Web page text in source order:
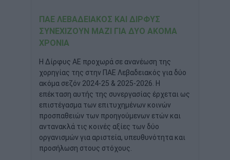
ΠΑΕ ΛΕΒΑΔΕΙΑΚΌΣ ΚΑΙ ΔΊΡΦΥΣ
ΣΥΝΕΧΊΖΟΥΝ ΜΑΖΊ ΓΙΑ ΔΎΟ ΑΚΌΜΑ
ΧΡΌΝΙΑ
Η Δίρφυς ΑΕ προχωρά σε ανανέωση της
χορηγίας της στην ΠΑΕ Λεβαδειακός για δύο
ακόμα σεζόν 2024-25 & 2025-2026. Η
επέκταση αυτής της συνεργασίας έρχεται ως
επιστέγασμα των επιτυχημένων κοινών
προσπαθειών των προηγούμενων ετών και
αντανακλά τις κοινές αξίες των δύο
οργανισμών για αριστεία, υπευθυνότητα και
προσήλωση στους στόχους.